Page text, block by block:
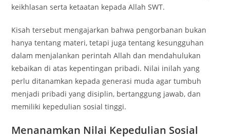
keikhlasan serta ketaatan kepada Allah SWT.
Kisah tersebut mengajarkan bahwa pengorbanan bukan
hanya tentang materi, tetapi juga tentang kesungguhan
dalam menjalankan perintah Allah dan mendahulukan
kebaikan di atas kepentingan pribadi. Nilai inilah yang
perlu ditanamkan kepada generasi muda agar tumbuh
menjadi pribadi yang disiplin, bertanggung jawab, dan
memiliki kepedulian sosial tinggi.
Menanamkan Nilai Kepedulian Sosial